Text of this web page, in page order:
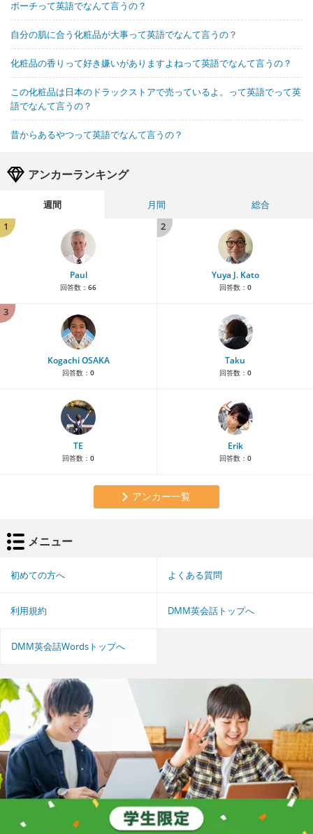
ポーチって英語でなんて言うの？
自分の肌に合う化粧品が大事って英語でなんて言うの？
化粧品の香りって好き嫌いがありますよねって英語でなんて言うの？
この化粧品は日本のドラックストアで売っているよ。って英語でって英
語でなんて言うの？
昔からあるやつって英語でなんて言うの？
アンカーランキング
週間 月間
総合
1
Paul
回答数： 66
2
Yuya J. Kato
回答数： 0
3
Kogachi OSAKA
回答数： 0
Taku
回答数： 0
TE
回答数： 0
Erik
回答数： 0
アンカー一覧
メニュー
初めての方へ よくある質問
利用規約 DMM英会話トップへ
DMM英会話Wordsトップへ